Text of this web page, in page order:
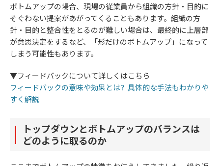
ボトムアップの場合、現場の従業員から組織の方針・目的に
そぐわない提案があがってくることもあります。組織の方
針・目的と整合性をとるのが難しい場合は、最終的に上層部
が意思決定をするなど、「形だけのボトムアップ」になって
しまう可能性もあります。
▼フィードバックについて詳しくはこちら
フィードバックの意味や効果とは？具体的な手法もわかりや
すく解説
トップダウンとボトムアップのバランスは
どのように取るのか